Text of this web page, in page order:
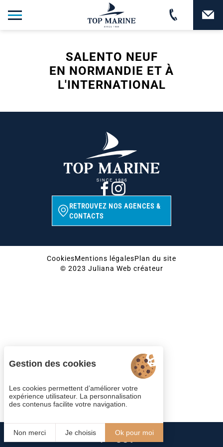
SALENTO NEUF
EN NORMANDIE ET À
L'INTERNATIONAL
RETROUVEZ NOS AGENCES &
CONTACTS
CookiesMentions légalesPlan du site
© 2023 Juliana Web créateur
Gestion des cookies
Les cookies permettent d’améliorer votre
expérience utilisateur. La personnalisation
des contenus facilite votre navigation.
Non merci Je choisis Ok pour moi